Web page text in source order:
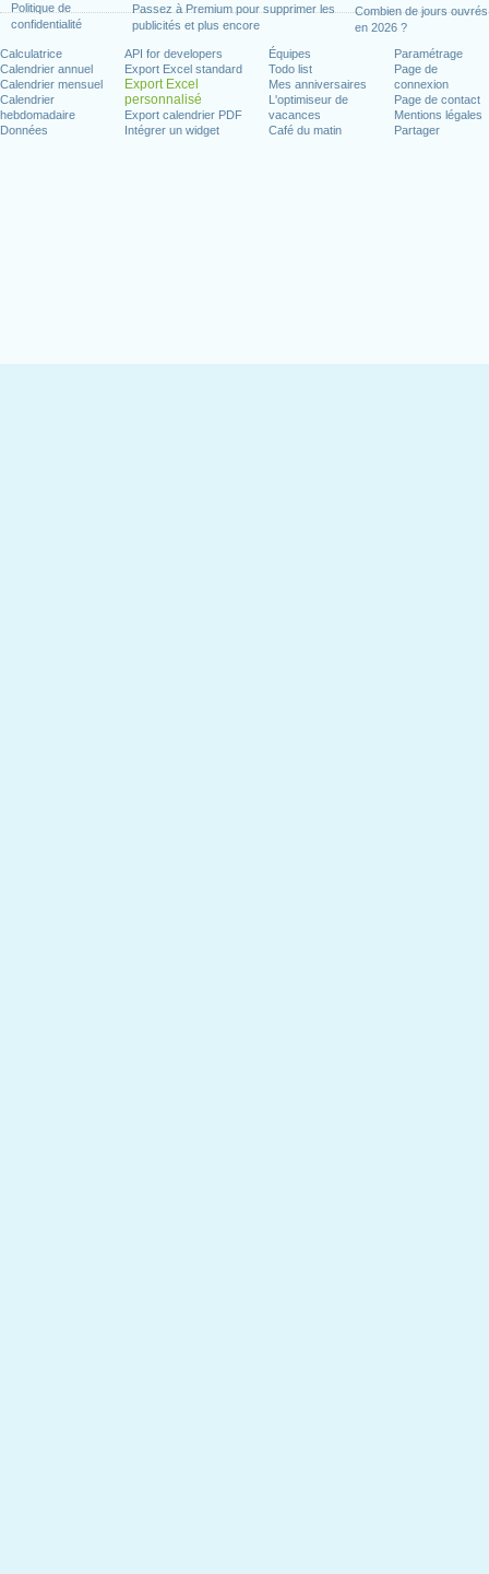
Politique de
confidentialité
Passez à Premium pour supprimer les
publicités et plus encore
Combien de jours ouvrés
en 2026 ?
Calculatrice
Calendrier annuel
Calendrier mensuel
Calendrier
hebdomadaire
Données
API for developers
Export Excel standard
Export Excel
personnalisé
Export calendrier PDF
Intégrer un widget
Équipes
Todo list
Mes anniversaires
L'optimiseur de
vacances
Café du matin
Paramétrage
Page de
connexion
Page de contact
Mentions légales
Partager